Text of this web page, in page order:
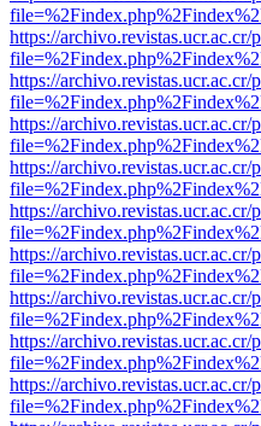
https://
https://
https://
https://
https://
https://
https://
https://
https://